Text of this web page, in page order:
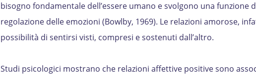
bisogno fondamentale dell’essere umano e svolgono una funzione
regolazione delle emozioni (Bowlby, 1969). Le relazioni amorose,
possibilità di sentirsi visti, compresi e sostenuti dall’altro.
Studi psicologici mostrano che relazioni affettive positive sono